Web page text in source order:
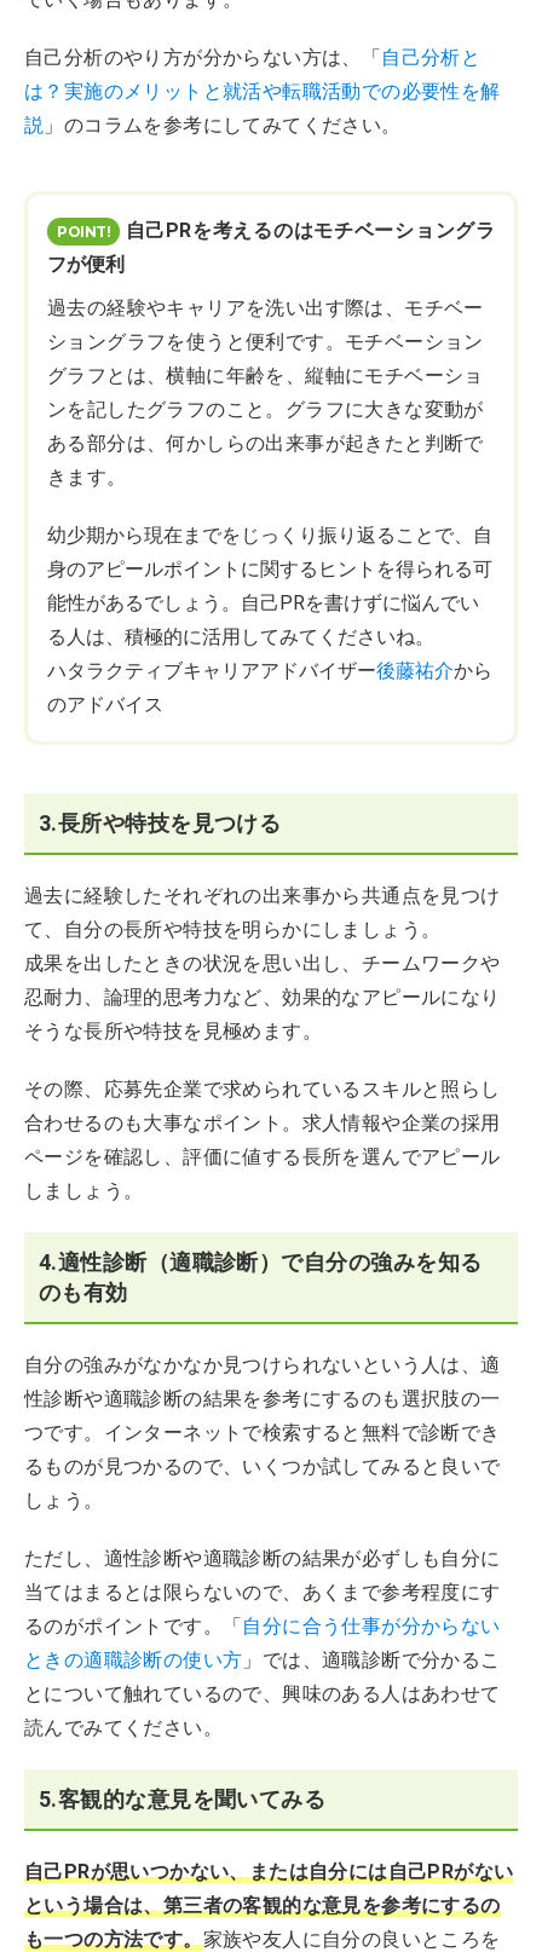
自己分析のやり方が分からない方は、「自己分析と
は？実施のメリットと就活や転職活動での必要性を解
説 」のコラムを参考にしてみてください。
自己PRを考えるのはモチベーショングラ
フが便利
過去の経験やキャリアを洗い出す際は、モチベー
ショングラフを使うと便利です。モチベーション
グラフとは、横軸に年齢を、縦軸にモチベーショ
ンを記したグラフのこと。グラフに大きな変動が
ある部分は、何かしらの出来事が起きたと判断で
きます。
幼少期から現在までをじっくり振り返ることで、自
身のアピールポイントに関するヒントを得られる可
能性があるでしょう。自己PRを書けずに悩んでい
る人は、積極的に活用してみてくださいね。
ハタラクティブキャリアアドバイザー後藤祐介から
のアドバイス
3.長所や特技を見つける
過去に経験したそれぞれの出来事から共通点を見つけ
て、自分の長所や特技を明らかにしましょう。
成果を出したときの状況を思い出し、チームワークや
忍耐力、論理的思考力など、効果的なアピールになり
そうな長所や特技を見極めます。
その際、応募先企業で求められているスキルと照らし
合わせるのも大事なポイント。求人情報や企業の採用
ページを確認し、評価に値する長所を選んでアピール
しましょう。
4.適性診断（適職診断）で自分の強みを知る
のも有効
自分の強みがなかなか見つけられないという人は、適
性診断や適職診断の結果を参考にするのも選択肢の一
つです。インターネットで検索すると無料で診断でき
るものが見つかるので、いくつか試してみると良いで
しょう。
ただし、適性診断や適職診断の結果が必ずしも自分に
当てはまるとは限らないので、あくまで参考程度にす
るのがポイントです。「自分に合う仕事が分からない
ときの適職診断の使い方 」では、適職診断で分かるこ
とについて触れているので、興味のある人はあわせて
読んでみてください。
5.客観的な意見を聞いてみる
自己PRが思いつかない、または自分には自己PRがない
という場合は、第三者の客観的な意見を参考にするの
も一つの方法です。 家族や友人に自分の良いところを